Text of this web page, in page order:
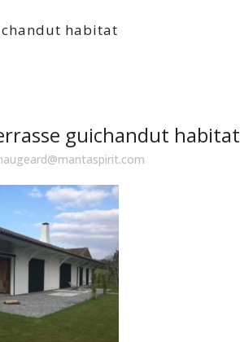
habitat
guichandut habitat